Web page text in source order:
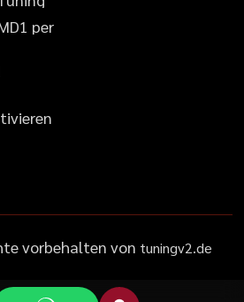
D1 per
tivieren
vorbehalten von tuningv2.de